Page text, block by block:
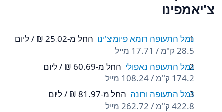
צ'יאמפינו
נמל התעופה רומא פיומיצ'ינו החל מ-‏25.02 ‏₪ / ליום
28.5 ק"מ / 17.71 מייל
נמל התעופה נאפולי החל מ-‏60.69 ‏₪ / ליום
174.2 ק"מ / 108.24 מייל
נמל התעופה ורונה החל מ-‏81.97 ‏₪ / ליום
422.8 ק"מ / 262.72 מייל